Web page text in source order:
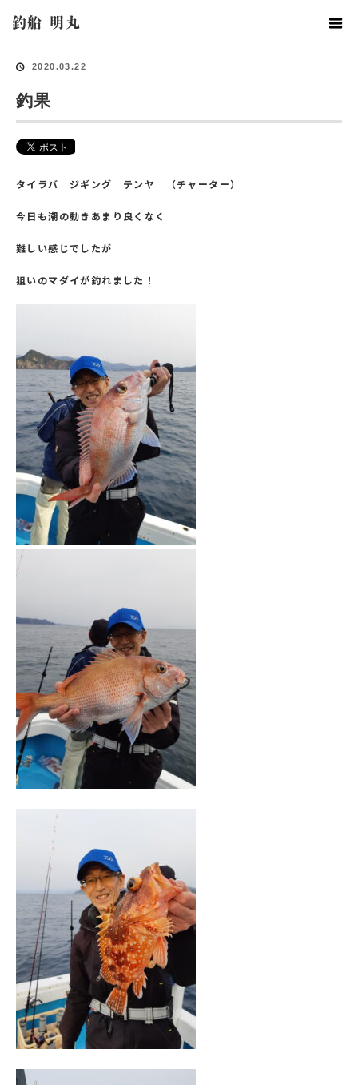
釣船 明丸
釣果情報
2020.03.22
釣果
タイラバ ジギング テンヤ （チャーター）
今日も潮の動きあまり良くなく
難しい感じでしたが
狙いのマダイが釣れました！